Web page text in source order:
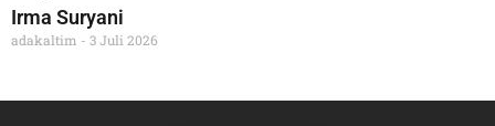
Irma Suryani
adakaltim 3 Juli 2026